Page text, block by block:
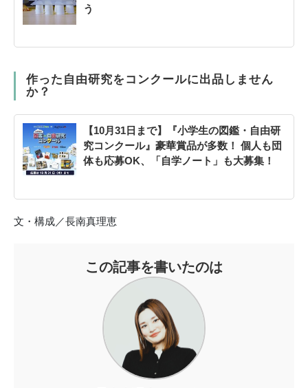
う
作った自由研究をコンクールに出品しません
か？
【10月31日まで】『小学生の図鑑・自由研
究コンクール』豪華賞品が多数！ 個人も団
体も応募OK、「自学ノート」も大募集！
文・構成／長南真理恵
この記事を書いたのは